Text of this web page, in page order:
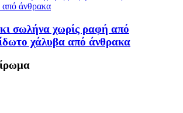
σωλήνα χωρίς ραφή από
χάλυβα από άνθρακα